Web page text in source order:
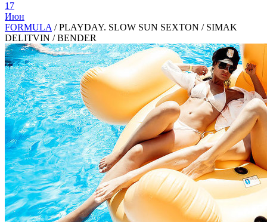
17
Июн
FORMULA /PLAYDAY. SLOW SUN SEXTON / SIMAK
DELITVIN / BENDER